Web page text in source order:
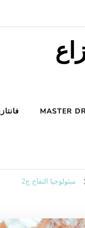
MASTER
ميثولوجيا التفاح ج2